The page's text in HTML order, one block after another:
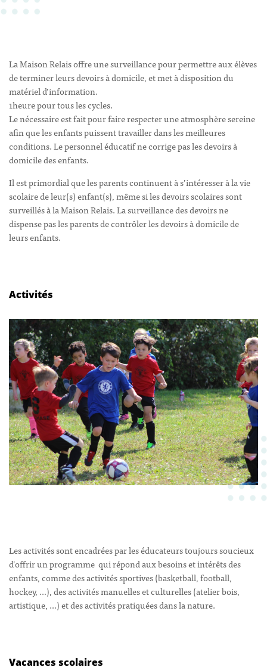
La Maison Relais offre une surveillance pour permettre aux élèves
de terminer leurs devoirs à domicile, et met à disposition du
matériel d’information.
1heure pour tous les cycles.
Le nécessaire est fait pour faire respecter une atmosphère sereine
afin que les enfants puissent travailler dans les meilleures
conditions. Le personnel éducatif ne corrige pas les devoirs à
domicile des enfants.
Il est primordial que les parents continuent à s’intéresser à la vie
scolaire de leur(s) enfant(s), même si les devoirs scolaires sont
surveillés à la Maison Relais. La surveillance des devoirs ne
dispense pas les parents de contrôler les devoirs à domicile de
leurs enfants.
Activités
Les activités sont encadrées par les éducateurs toujours soucieux
d’offrir un programme qui répond aux besoins et intérêts des
enfants, comme des activités sportives (basketball, football,
hockey, …), des activités manuelles et culturelles (atelier bois,
artistique, …) et des activités pratiquées dans la nature.
Vacances scolaires